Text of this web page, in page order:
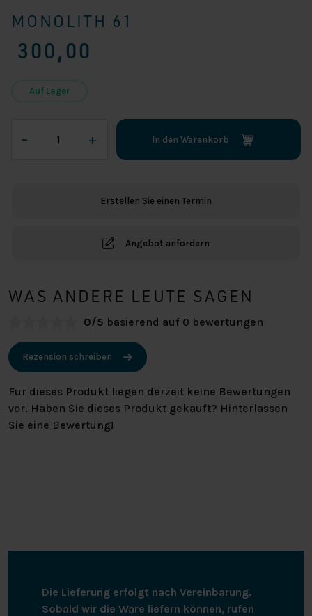
MONOLITH 61
300,00
Auf Lager
– + In den Warenkorb
Erstellen Sie einen Termin
Angebot anfordern
WAS ANDERE LEUTE SAGEN
0/5 basierend auf 0 bewertungen
Rezension schreiben
Für dieses Produkt liegen derzeit keine Bewertungen
vor. Haben Sie dieses Produkt gekauft? Hinterlassen
Sie eine Bewertung!
Die Lieferung erfolgt nach Vereinbarung.
Sobald wir die Ware liefern können, rufen